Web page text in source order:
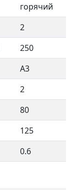
горячий
2
250
А3
2
80
125
0.6